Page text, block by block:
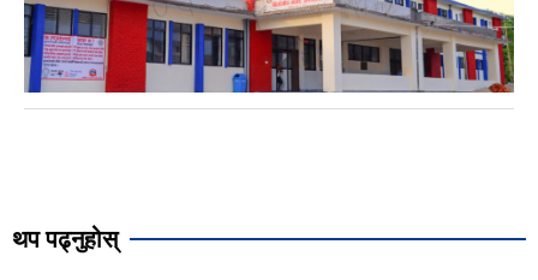
थप पढ्नुहोस्